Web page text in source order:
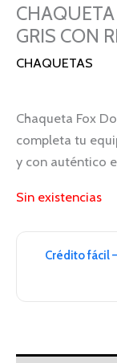
GRIS CON
CHAQUETAS
Chaqueta Fox
completa tu
y con auténtico
Sin existencias
Crédito fácil